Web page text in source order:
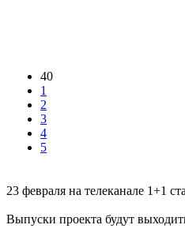
40
1
2
3
4
5
23 февраля на телеканале 1+1
Выпуски проекта будут